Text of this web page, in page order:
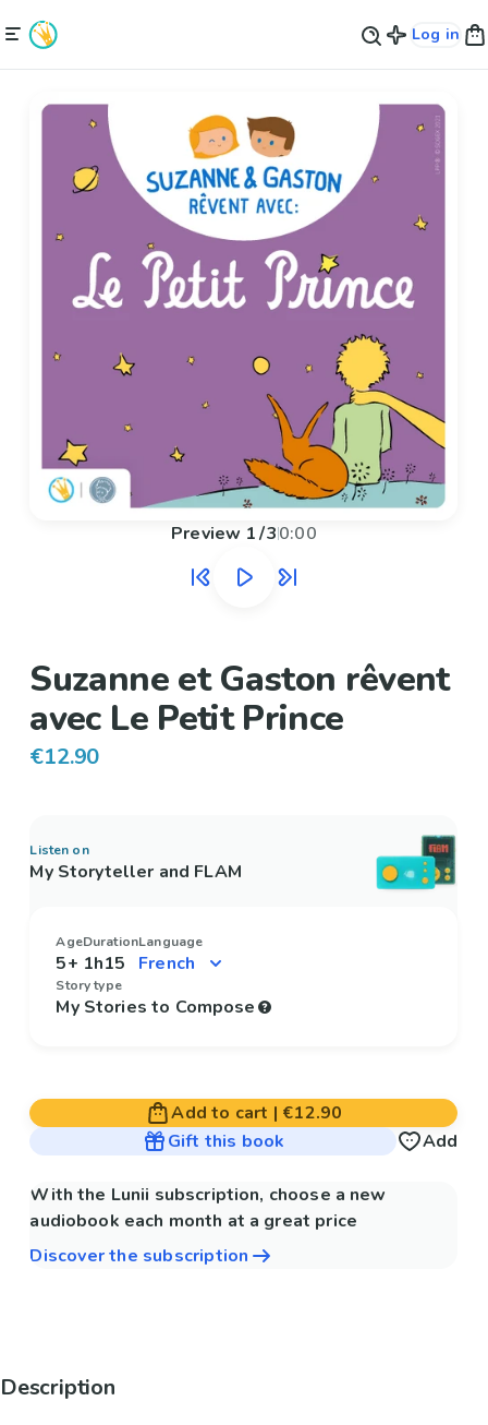
Log in
Preview 1/30:00
Suzanne et Gaston rêvent
avec Le Petit Prince
€12.90
Listen on
My Storyteller and FLAM
Age
5+
Duration
1h15
Language
Story type
My Stories to Compose
Add to cart | €12.90
Gift this book
Add
With the Lunii subscription, choose a new
audiobook each month at a great price
Discover the subscription
Description